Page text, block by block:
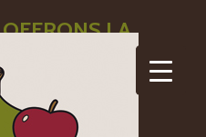
LA
POUR
DE 110$ ET